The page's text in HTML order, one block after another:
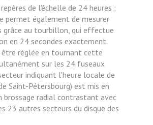
de l'échelle de 24 heures ;
permet également de mesurer
grâce au tourbillon, qui effectue
en 24 secondes exactement.
être réglée en tournant cette
sur les 24 fuseaux
indiquant l'heure locale de
Saint-Pétersbourg) est mis en
brossage radial contrastant avec
23 autres secteurs du disque des